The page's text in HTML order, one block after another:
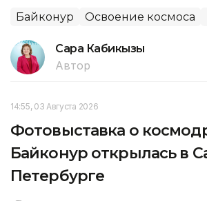
Байконур Освоение космоса
Сара Кабикызы
Автор
14:55, 03 Августа 2026
Фотовыставка о
Байконур открылась в
Петербурге